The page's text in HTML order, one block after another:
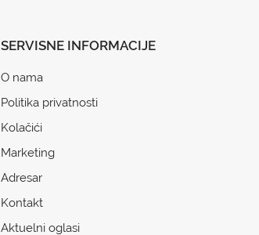
SERVISNE INFORMACIJE
O nama
Politika privatnosti
Kolačići
Marketing
Adresar
Kontakt
Aktuelni oglasi